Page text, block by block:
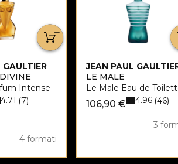
GAULTIER
Intense
4 formati
4.71 7
JEAN PAUL
LE MALE
Le Male Eau de
106,90 €
3
4.96 46